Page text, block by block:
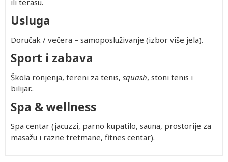
ili terasu.
Usluga
Doručak / večera – samoposluživanje (izbor više jela).
Sport i zabava
Škola ronjenja, tereni za tenis, squash, stoni tenis i
bilijar..
Spa & wellness
Spa centar (jacuzzi, parno kupatilo, sauna, prostorije za
masažu i razne tretmane, fitnes centar).